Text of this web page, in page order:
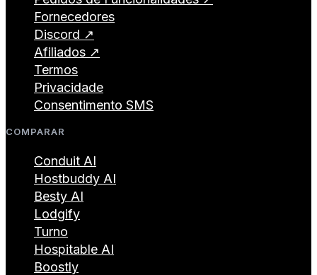
Fornecedores
Discord ↗
Afiliados ↗
Termos
Privacidade
Consentimento SMS
COMPARAR
Conduit AI
Hostbuddy AI
Besty AI
Lodgify
Turno
Hospitable AI
Boostly